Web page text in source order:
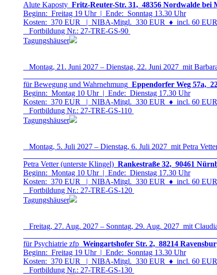
Alute Kaposty Fritz-Reuter-Str. 31, 48356 Nordwalde bei
Beginn: Freitag 19 Uhr | Ende: Sonntag 13.30 Uhr
Kosten: 370 EUR | NIBA-Mitgl. 330 EUR ♦ incl. 60
Fortbildung Nr.: 27-TRE-GS-90
Tagungshäuser
Montag, 21. Juni 2027 – Dienstag, 22. Juni 2027 mit
für Bewegung und Wahrnehmung Eppendorfer Weg 57a,
Beginn: Montag 10 Uhr | Ende: Dienstag 17.30 Uhr
Kosten: 370 EUR | NIBA-Mitgl. 330 EUR ♦ incl. 60
Fortbildung Nr.: 27-TRE-GS-110
Tagungshäuser
Montag, 5. Juli 2027 – Dienstag, 6. Juli 2027 mit Petra
Petra Vetter (unterste Klingel) Rankestraße 32, 90461
Beginn: Montag 10 Uhr | Ende: Dienstag 17.30 Uhr
Kosten: 370 EUR | NIBA-Mitgl. 330 EUR ♦ incl. 60
Fortbildung Nr.: 27-TRE-GS-120
Tagungshäuser
Freitag, 27. Aug. 2027 – Sonntag, 29. Aug. 2027 mit
für Psychiatrie zfp Weingartshofer Str. 2, 88214
Beginn: Freitag 19 Uhr | Ende: Sonntag 13.30 Uhr
Kosten: 370 EUR | NIBA-Mitgl. 330 EUR ♦ incl. 60
Fortbildung Nr.: 27-TRE-GS-130